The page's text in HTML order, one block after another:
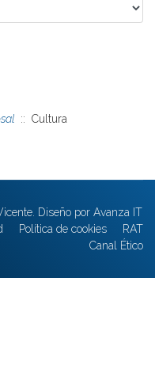
:: Cultura
Diseño por Avanza IT
Política de cookies
RAT
Canal Ético